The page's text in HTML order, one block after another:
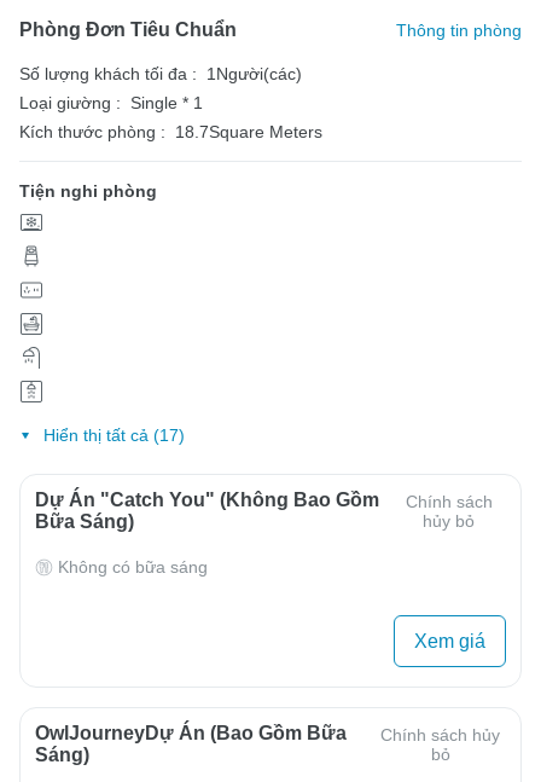
Phòng Đơn Tiêu Chuẩn Thông tin phòng
Số lượng khách tối đa :
1Người(các)
Loại giường :
Single * 1
Kích thước phòng :
18.7Square Meters
Tiện nghi phòng
Hiển thị tất cả (17)
Dự Án "Catch You" (Không Bao Gồm
Bữa Sáng)
Chính sách
hủy bỏ
Không có bữa sáng
Xem giá
OwlJourneyDự Án (Bao Gồm Bữa
Sáng)
Chính sách hủy
bỏ